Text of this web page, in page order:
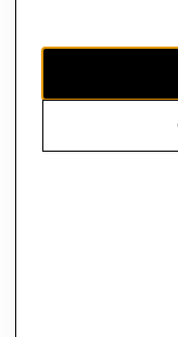
El contenido de esta
propiedad de H&M